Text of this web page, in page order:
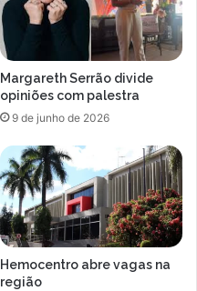
Margareth Serrão divide
opiniões com palestra
9 de junho de 2026
Hemocentro abre vagas na
região